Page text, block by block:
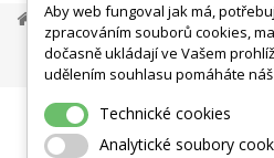
Podložky A Žíněnky
Reha
Jóga, Pilates Podložky
Korková Podložka Na Jógu
Aby web fungoval jak má,
zpracováním souborů cookies,
dočasně ukládají ve Vašem
udělením souhlasu pomáháte
Technické cookies
Analytické soubory